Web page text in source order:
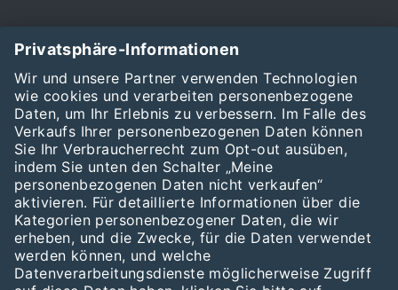
Kontakt
Datenschutzhinweise
Nutzungsbedingungen
Cookie-Hinweise
© 2026 DKE – VDE Verband der Elektrotechnik Elektronik
Informationstechnik e.V.